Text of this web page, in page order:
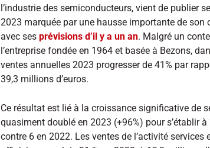
l’industrie des semiconducteurs, vient de publier
2023 marquée par une hausse importante de son
avec ses prévisions d’il y a un an. Malgré un
l’entreprise fondée en 1964 et basée à Bezons,
ventes annuelles 2023 progresser de 41% par
39,3 millions d’euros.
Ce résultat est lié à la croissance significative de
quasiment doublé en 2023 (+96%) pour s’établir
contre 6 en 2022. Les ventes de l’activité services